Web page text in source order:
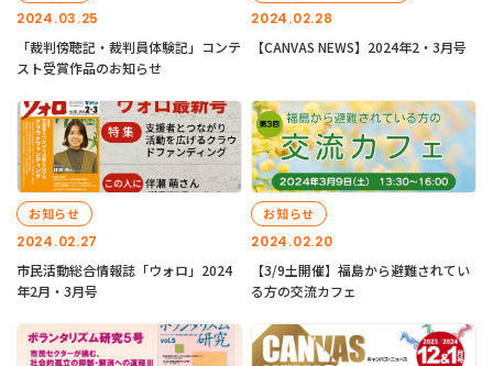
2024.03.25
「裁判傍聴記・裁判員体験記」コンテ
スト受賞作品のお知らせ
2024.02.28
【CANVAS NEWS】2024年2・3月号
2024.02.27
お知らせ
市民活動総合情報誌「ウォロ」2024
年2月・3月号
2024.02.20
お知らせ
【3/9土開催】福島から避難されてい
る方の交流カフェ